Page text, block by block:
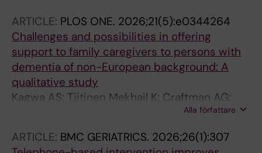
ARTICLE: PLOS ONE. 2026;21(5):e0344264
Challenges and possibilities in offering
support to family caregivers to persons with
dementia of non-European background: A
qualitative study
Kagwa AS; Tiitinen Mekhail K; Craftman AG;
Alla författare
ARTICLE: BMC GERIATRICS. 2026;26(1):307